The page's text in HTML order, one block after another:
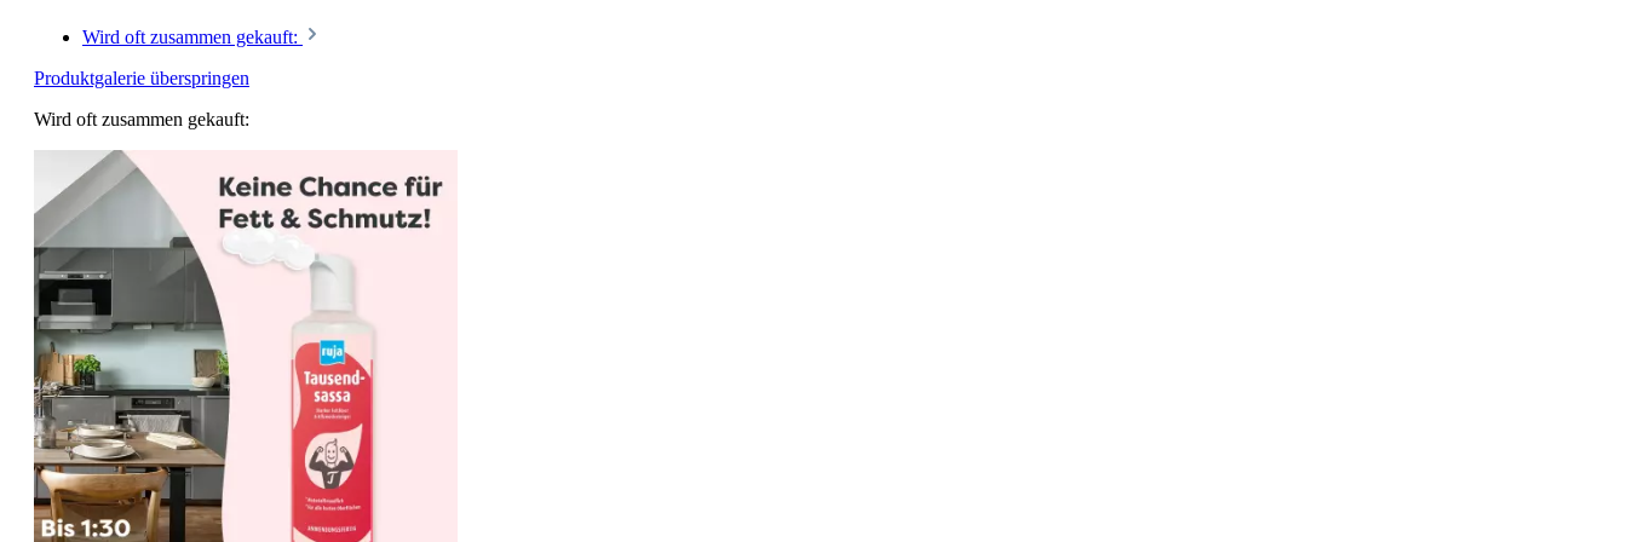
Wird oft zusammen gekauft:
Produktgalerie überspringen
Wird oft zusammen gekauft: